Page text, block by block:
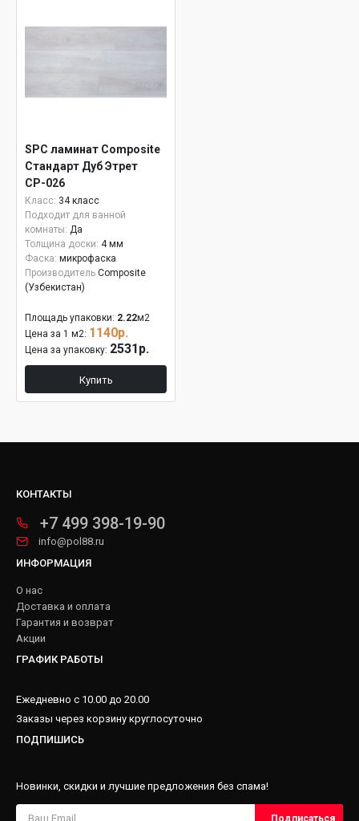
SPC ламинат Composite
Стандарт Дуб Этрет
СР-026
Класс: 34 класс
Подходит для ванной
комнаты: Да
Толщина доски: 4 мм
Фаска: микрофаска
Производитель Composite
(Узбекистан)
Площадь упаковки: 2.22м2
Цена за 1 м2: 1140р.
Цена за упаковку: 2531р.
Купить
КОНТАКТЫ
+7 499 398-19-90
info@pol88.ru
ИНФОРМАЦИЯ
О нас
Доставка и оплата
Гарантия и возврат
Акции
ГРАФИК РАБОТЫ
Ежедневно с 10.00 до 20.00
Заказы через корзину круглосуточно
ПОДПИШИСЬ
Новинки, скидки и лучшие предложения без спама!